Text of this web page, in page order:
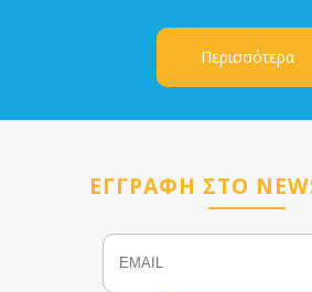
Περισσότερα
ΕΓΓΡΑΦΗ ΣΤΟ
Email